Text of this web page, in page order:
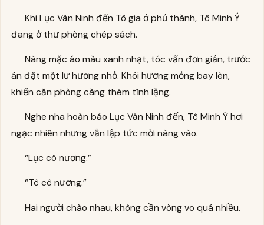
Khi Lục Vân Ninh đến Tô gia ở phủ thành, Tô Minh Ý
đang ở thư phòng chép sách.
Nàng mặc áo màu xanh nhạt, tóc vấn đơn giản, trước
án đặt một lư hương nhỏ. Khói hương mỏng bay lên,
khiến căn phòng càng thêm tĩnh lặng.
Nghe nha hoàn báo Lục Vân Ninh đến, Tô Minh Ý hơi
ngạc nhiên nhưng vẫn lập tức mời nàng vào.
“Lục cô nương.”
“Tô cô nương.”
Hai người chào nhau, không cần vòng vo quá nhiều.